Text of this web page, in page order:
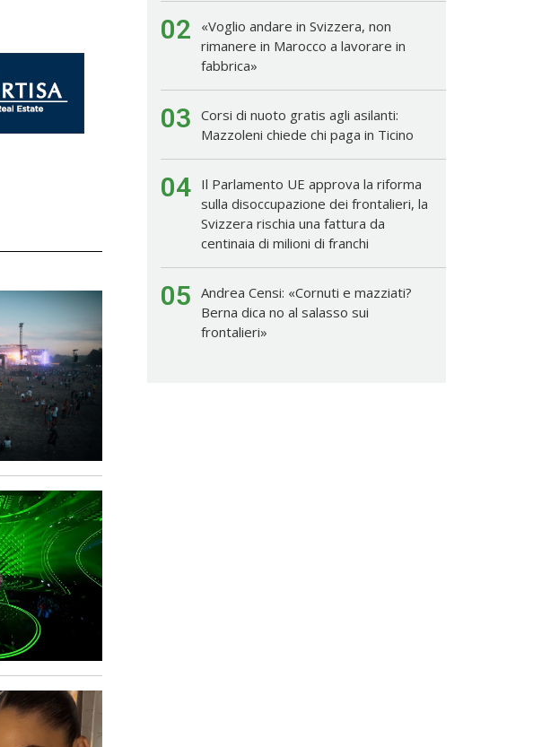
02
«Voglio andare in Svizzera, non
rimanere in Marocco a lavorare in
fabbrica»
03 Corsi di nuoto gratis agli asilanti:
Mazzoleni chiede chi paga in Ticino
04
Il Parlamento UE approva la riforma
sulla disoccupazione dei frontalieri, la
Svizzera rischia una fattura da
centinaia di milioni di franchi
05 Andrea Censi: «Cornuti e mazziati?
Berna dica no al salasso sui
frontalieri»